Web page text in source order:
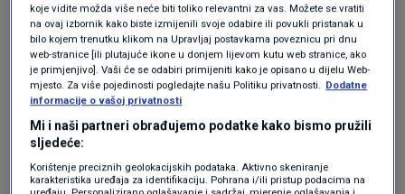
Ujedinjenih Arapskih Emirata", napisao je na
Facebooku Dahlan, kojega su dugo smatrali
potencijalnim Abasovim nasljednikom.
"Obećavamo našim ljudima da ćemo uložiti sve
napore kako bismo osigurali i više doza
cjepiva", dodao je.
koje vidite možda više neće biti toliko relevantni za vas. Možete se vratiti
na ovaj izbornik kako biste izmijenili svoje odabire ili povukli pristanak u
bilo kojem trenutku klikom na Upravljaj postavkama poveznicu pri dnu
web-stranice [ili plutajuće ikone u donjem lijevom kutu web stranice, ako
je primjenjivo]. Vaši će se odabiri primijeniti kako je opisano u dijelu Web-
mjesto. Za više pojedinosti pogledajte našu Politiku privatnosti. Dodatne
informacije o vašoj privatnosti
Mi i naši partneri obrađujemo podatke kako bismo pružili
sljedeće:
Korištenje preciznih geolokacijskih podataka. Aktivno skeniranje
karakteristika uređaja za identifikaciju. Pohrana i/ili pristup podacima na